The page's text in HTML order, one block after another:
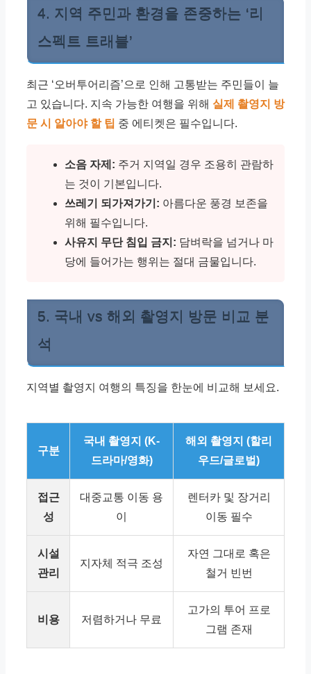
4. 지역 주민과 환경을 존중하는 ‘리
스펙트 트래블’
최근 ‘오버투어리즘’으로 인해 고통받는 주민들이 늘
고 있습니다. 지속 가능한 여행을 위해 실제 촬영지 방
문 시 알아야 할 팁 중 에티켓은 필수입니다.
소음 자제: 주거 지역일 경우 조용히 관람하
는 것이 기본입니다.
쓰레기 되가져가기: 아름다운 풍경 보존을
위해 필수입니다.
사유지 무단 침입 금지: 담벼락을 넘거나 마
당에 들어가는 행위는 절대 금물입니다.
5. 국내 vs 해외 촬영지 방문 비교 분
석
지역별 촬영지 여행의 특징을 한눈에 비교해 보세요.
구분
국내 촬영지 (K-
드라마/영화)
해외 촬영지 (할리
우드/글로벌)
접근
성
대중교통 이동 용
이
렌터카 및 장거리
이동 필수
시설
관리
지자체 적극 조성
자연 그대로 혹은
철거 빈번
비용 저렴하거나 무료
고가의 투어 프로
그램 존재